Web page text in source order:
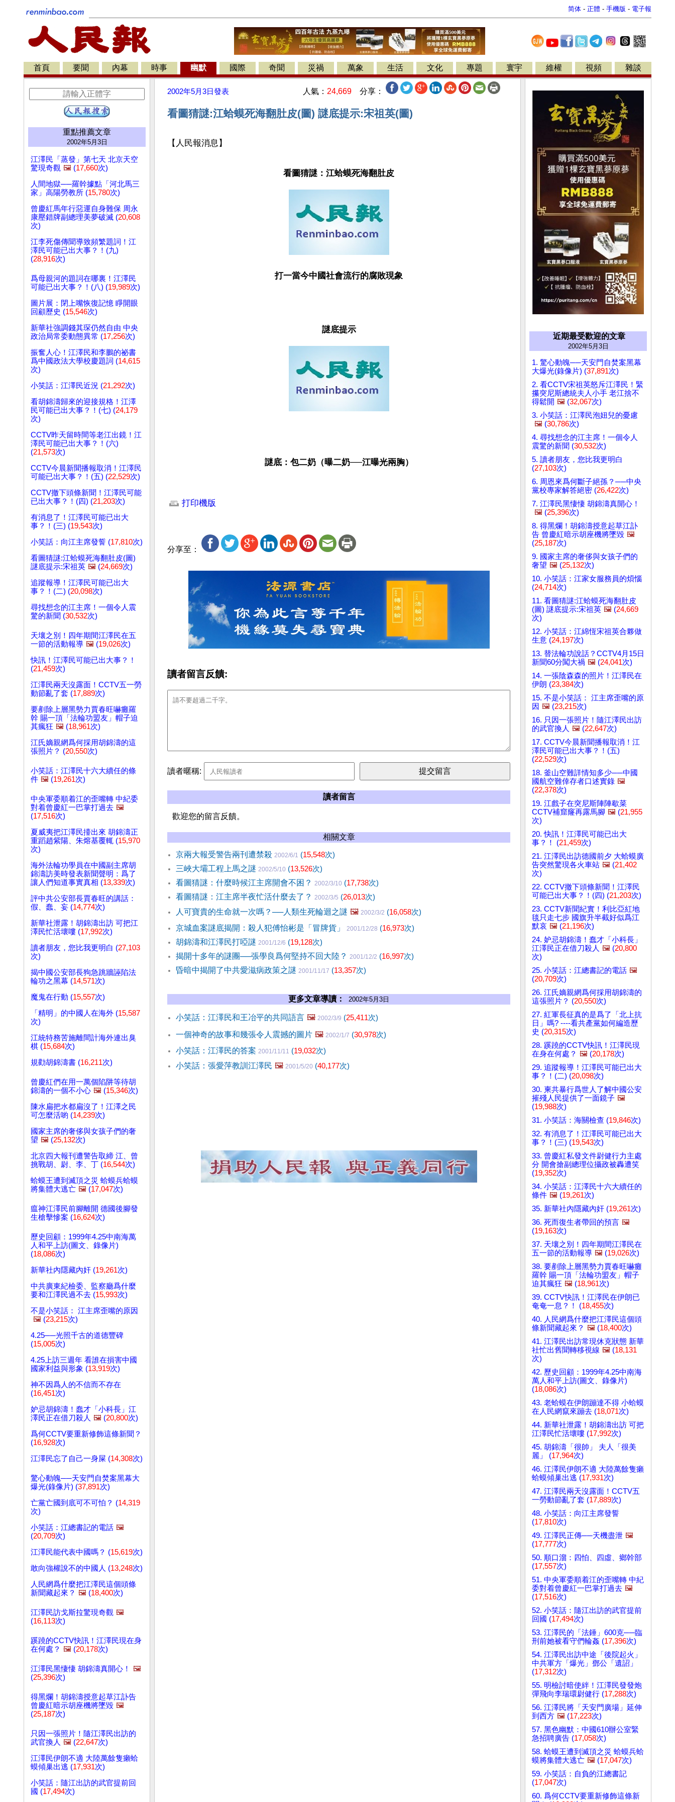
简体 - 正體 - 手機版 - 電子報
首頁 要聞 內幕 時事 幽默 國際 奇聞 災禍 萬象 生活 文化 專題 寰宇 維權 視頻 雜談
重點推薦文章
2002年5月3日
江澤民「蒸發」第七天 北京天空
驚現奇觀 🖼️ (17,660次)
人間地獄──羅幹據點「河北馬三
家」高陽勞教所 (15,780次)
曾慶紅馬年行惡運自身難保 周永
康壓錯牌副總理美夢破滅 (20,608
次)
江李死傷傳聞導致頻繁題詞！江
澤民可能已出大事？！(九)
(28,916次)
爲母親河的題詞在哪裏！江澤民
可能已出大事？！(八) (19,989次)
圖片展：閉上嘴恢復記憶 睜開眼
回顧歷史 (15,546次)
新華社強調錢其琛仍然自由 中央
政治局常委動態異常 (17,256次)
振奮人心！江澤民和李鵬的祕書
爲中國政法大學校慶題詞 (14,615
次)
小笑話：江澤民近況 (21,292次)
看胡錦濤歸來的迎接規格！江澤
民可能已出大事？！(七) (24,179
次)
CCTV昨天留時間等老江出鏡！江
澤民可能已出大事？！(六)
(21,573次)
CCTV今晨新聞播報取消！江澤民
可能已出大事？！(五) (22,529次)
CCTV撤下頭條新聞！江澤民可能
已出大事？！(四) (21,203次)
有消息了！江澤民可能已出大
事？！(三) (19,543次)
小笑話：向江主席發誓 (17,810次)
看圖猜謎:江蛤蟆死海翻肚皮(圖)
謎底提示:宋祖英 🖼️ (24,669次)
追蹤報導！江澤民可能已出大
事？！(二) (20,098次)
尋找想念的江主席！一個令人震
驚的新聞 (30,532次)
天壤之別！四年期間江澤民在五
一節的活動報導 🖼️ (19,026次)
快訊！江澤民可能已出大事？！
(21,459次)
江澤民兩天沒露面！CCTV五一勞
動節亂了套 (17,889次)
要剷除上層黑勢力賈春旺嚇癱羅
幹 賜一頂「法輪功盟友」帽子迫
其瘋狂 🖼️ (18,961次)
江氏嫡親網爲何採用胡錦濤的這
張照片？ (20,550次)
小笑話：江澤民十六大續任的條
件 🖼️ (19,261次)
中央軍委順着江的歪嘴轉 中紀委
對着曾慶紅一巴掌打過去 🖼️
(17,516次)
夏威夷把江澤民擡出來 胡錦濤正
重蹈趙紫陽、朱熔基覆輒 (15,970
次)
海外法輪功學員在中國副主席胡
錦濤訪美時發表新聞聲明：爲了
讓人們知道事實真相 (13,339次)
評中共公安部長賈春旺的講話：
假、蠢、妄 (14,774次)
新華社泄露！胡錦濤出訪 可把江
澤民忙活壞嘍 (17,992次)
讀者朋友，您比我更明白 (27,103
次)
揭中國公安部長狗急跳牆誣陷法
輪功之黑幕 (14,571次)
魔鬼在行動 (15,557次)
「精明」的中國人在海外 (15,587
次)
江統特務苦施離間計海外連出臭
棋 (15,684次)
規勸胡錦濤書 (16,211次)
曾慶紅們在用一萬個陷阱等待胡
錦濤的一個不小心 🖼️ (15,346次)
陳水扁把水都扁沒了！江澤之民
可怎麼活喲 (14,239次)
國家主席的奢侈與女孩子們的奢
望 🖼️ (25,132次)
北京四大報刊遭警告取締 江、曾
挑戰胡、尉、李、丁 (16,544次)
蛤蟆王遭到滅頂之災 蛤蟆兵蛤蟆
將集體大逃亡 🖼️ (17,047次)
瘟神江澤民前腳離開 德國後腳發
生槍擊慘案 (16,624次)
歷史回顧：1999年4.25中南海萬
人和平上訪(圖文、錄像片)
(18,086次)
新華社內隱藏內奸 (19,261次)
中共廣東紀檢委、監察廳爲什麼
要和江澤民過不去 (15,993次)
不是小笑話： 江主席歪嘴的原因
🖼️ (23,215次)
4.25──光照千古的道德豐碑
(15,005次)
4.25上訪三週年 看誰在損害中國
國家利益與形象 (13,919次)
神不因爲人的不信而不存在
(16,451次)
妒忌胡錦濤！蠢才「小科長」江
澤民正在借刀殺人 🖼️ (20,800次)
爲何CCTV要重新修飾這條新聞？
(16,928次)
江澤民忘了自己一身屎 (14,308次)
驚心動魄──天安門自焚案黑幕大
爆光(錄像片) (37,891次)
亡黨亡國到底可不可怕？ (14,319
次)
小笑話：江總書記的電話 🖼️
(20,709次)
江澤民能代表中國嗎？ (15,619次)
敢向強權說不的中國人 (13,248次)
人民網爲什麼把江澤民這個頭條
新聞藏起來？ 🖼️ (18,400次)
江澤民訪戈斯拉驚現奇觀 🖼️
(16,113次)
蹊蹺的CCTV快訊！江澤民現在身
在何處？ 🖼️ (20,178次)
江澤民黑悽悽 胡錦濤真開心！
🖼️
(25,396次)
得黑爛！胡錦濤授意起草江訃告
曾慶紅暗示胡座機將墜毀 🖼️
(25,187次)
只因一張照片！隨江澤民出訪的
武官換人 🖼️ (22,647次)
江澤民伊朗不適 大陸萬餘隻癩蛤
蟆傾巢出逃 (17,931次)
小笑話：隨江出訪的武官提前回
國 (17,494次)
2002年5月3日發表 人氣： 24,669 分享：
看圖猜謎:江蛤蟆死海翻肚皮(圖) 謎底提示:宋祖英(圖)
【人民報消息】
看圖猜謎：江蛤蟆死海翻肚皮
打一當今中國社會流行的腐敗現象
謎底提示
謎底：包二奶（曝二奶──江曝光兩胸）
打印機版
分享至：
讀者留言反饋:
讀者暱稱:
讀者留言
歡迎您的留言反饋。
相關文章
京兩大報受警告兩刊遭禁殺 2002/6/1 (15,548次)
三峽大壩工程上馬之謎 2002/5/10 (13,526次)
看圖猜謎：什麼時候江主席開會不困？ 2002/3/10 (17,738次)
看圖猜謎：江主席半夜忙活什麼去了？ 2002/3/5 (26,013次)
人可寶貴的生命就一次嗎？──人類生死輪迴之謎 🖼️ 2002/3/2 (16,058次)
京城血案謎底揭開：殺人犯傅怡彬是「冒牌貨」
2001/12/28 (16,973次)
胡錦濤和江澤民打啞謎 2001/12/6 (19,128次)
揭開十多年的謎團──張學良爲何堅持不回大陸？ 2001/12/2 (16,997次)
昏暗中揭開了中共愛滋病政策之謎 2001/11/17 (13,357次)
更多文章導讀： 2002年5月3日
小笑話：江澤民和王冶平的共同語言 🖼️ 2002/3/9 (25,411次)
一個神奇的故事和幾張令人震撼的圖片 🖼️ 2002/1/7 (30,978次)
小笑話：江澤民的答案 2001/11/11 (19,032次)
小笑話：張愛萍教訓江澤民 🖼️ 2001/5/20 (40,177次)
近期最受歡迎的文章
2002年5月3日
1. 驚心動魄──天安門自焚案黑幕
大爆光(錄像片) (37,891次)
2. 看CCTV宋祖英怒斥江澤民！緊
攥突尼斯總統夫人小手 老江捨不
得鬆開 🖼️ (32,067次)
3. 小笑話：江澤民泡妞兒的憂慮
🖼️ (30,786次)
4. 尋找想念的江主席！一個令人
震驚的新聞 (30,532次)
5. 讀者朋友，您比我更明白
(27,103次)
6. 周恩來爲何斷子絕孫？──中央
黨校專家解答絕密 (26,422次)
7. 江澤民黑悽悽 胡錦濤真開心！
🖼️ (25,396次)
8. 得黑爛！胡錦濤授意起草江訃
告 曾慶紅暗示胡座機將墜毀 🖼️
(25,187次)
9. 國家主席的奢侈與女孩子們的
奢望 🖼️ (25,132次)
10. 小笑話：江家女服務員的煩惱
(24,714次)
11. 看圖猜謎:江蛤蟆死海翻肚皮
(圖) 謎底提示:宋祖英 🖼️ (24,669
次)
12. 小笑話：江綿恆宋祖英合夥做
生意 (24,197次)
13. 替法輪功說話？CCTV4月15日
新聞60分闖大禍 🖼️ (24,041次)
14. 一張陰森森的照片！江澤民在
伊朗 (23,384次)
15. 不是小笑話： 江主席歪嘴的原
因 🖼️ (23,215次)
16. 只因一張照片！隨江澤民出訪
的武官換人 🖼️ (22,647次)
17. CCTV今晨新聞播報取消！江
澤民可能已出大事？！(五)
(22,529次)
18. 釜山空難詳情知多少──中國
國航空難倖存者口述實錄 🖼️
(22,378次)
19. 江戲子在突尼斯陣陣歇菜
CCTV補窟窿再露馬腳 🖼️ (21,955
次)
20. 快訊！江澤民可能已出大
事？！ (21,459次)
21. 江澤民出訪德國前夕 大蛤蟆廣
告突然驚現各火車站 🖼️ (21,402
次)
22. CCTV撤下頭條新聞！江澤民
可能已出大事？！(四) (21,203次)
23. CCTV新聞紀實！利比亞紅地
毯只走七步 國旗升半截好似爲江
默哀 🖼️ (21,196次)
24. 妒忌胡錦濤！蠢才「小科長」
江澤民正在借刀殺人 🖼️ (20,800
次)
25. 小笑話：江總書記的電話 🖼️
(20,709次)
26. 江氏嫡親網爲何採用胡錦濤的
這張照片？ (20,550次)
27. 紅軍長征真的是爲了「北上抗
日」嗎? ----看共產黨如何編造歷
史 (20,315次)
28. 蹊蹺的CCTV快訊！江澤民現
在身在何處？ 🖼️ (20,178次)
29. 追蹤報導！江澤民可能已出大
事？！(二) (20,098次)
30. 柬共暴行爲世人了解中國公安
摧殘人民提供了一面鏡子 🖼️
(19,988次)
31. 小笑話：海關檢查 (19,846次)
32. 有消息了！江澤民可能已出大
事？！(三) (19,543次)
33. 曾慶紅私發文件尉健行力主處
分 開會搶副總理位攝政被轟遭笑
(19,352次)
34. 小笑話：江澤民十六大續任的
條件 🖼️ (19,261次)
35. 新華社內隱藏內奸 (19,261次)
36. 死而復生者帶回的預言 🖼️
(19,163次)
37. 天壤之別！四年期間江澤民在
五一節的活動報導 🖼️ (19,026次)
38. 要剷除上層黑勢力賈春旺嚇癱
羅幹 賜一頂「法輪功盟友」帽子
迫其瘋狂 🖼️ (18,961次)
39. CCTV快訊！江澤民在伊朗已
奄奄一息？！ (18,455次)
40. 人民網爲什麼把江澤民這個頭
條新聞藏起來？ 🖼️ (18,400次)
41. 江澤民出訪常現休克狀態 新華
社忙出舊聞轉移視線 🖼️ (18,131
次)
42. 歷史回顧：1999年4.25中南海
萬人和平上訪(圖文、錄像片)
(18,086次)
43. 老蛤蟆在伊朗蹦達不得 小蛤蟆
在人民網竄來蹦去 (18,071次)
44. 新華社泄露！胡錦濤出訪 可把
江澤民忙活壞嘍 (17,992次)
45. 胡錦濤「很帥」 夫人「很美
麗」 (17,964次)
46. 江澤民伊朗不適 大陸萬餘隻癩
蛤蟆傾巢出逃 (17,931次)
47. 江澤民兩天沒露面！CCTV五
一勞動節亂了套 (17,889次)
48. 小笑話：向江主席發誓
(17,810次)
49. 江澤民正傳──天機盡泄 🖼️
(17,777次)
50. 順口溜：四怕、四虛、鄉幹部
(17,557次)
51. 中央軍委順着江的歪嘴轉 中紀
委對着曾慶紅一巴掌打過去 🖼️
(17,516次)
52. 小笑話：隨江出訪的武官提前
回國 (17,494次)
53. 江澤民的「法錘」600克──臨
刑前她被看守們輪姦 (17,396次)
54. 江澤民出訪中途「後院起火」
中共軍方「爆光」鄧公「遺詔」
(17,312次)
55. 明檢討暗使絆！江澤民發發炮
彈飛向李瑞環尉健行 (17,288次)
56. 江澤民將「天安門廣場」延伸
到西方 🖼️ (17,223次)
57. 黑色幽默：中國610辦公室緊
急招聘廣告 (17,058次)
58. 蛤蟆王遭到滅頂之災 蛤蟆兵蛤
蟆將集體大逃亡 🖼️ (17,047次)
59. 小笑話：自負的江總書記
(17,047次)
60. 爲何CCTV要重新修飾這條新